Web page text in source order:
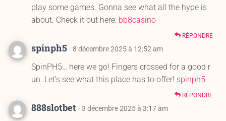
play some games. Gonna see what all the hype is
about. Check it out here: bb8casino
RÉPONDRE
spinph5 · 8 décembre 2025 à 12:52 am
SpinPH5… here we go! Fingers crossed for a good r
un. Let’s see what this place has to offer! spinph5
RÉPONDRE
888slotbet · 3 décembre 2025 à 3:17 am